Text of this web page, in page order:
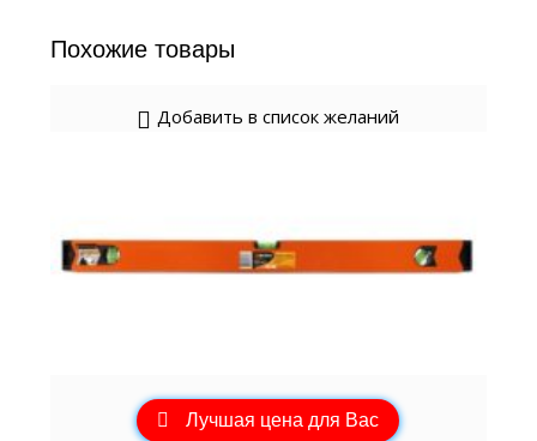
Похожие товары
Добавить в список желаний
Лучшая цена для Вас